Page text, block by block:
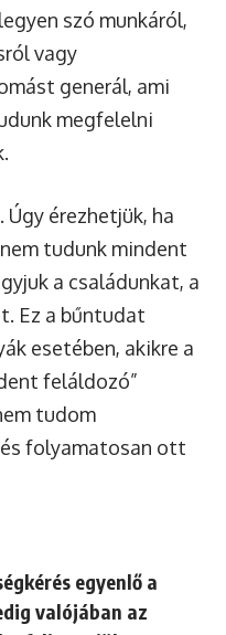
szó munkáról,
vagy
generál, ami
megfelelni
Úgy érezhetjük, ha
tudunk mindent
a családunkat, a
Ez a bűntudat
esetében, akikre a
feláldozó”
tudom
folyamatosan ott
egyenlő a
valójában az